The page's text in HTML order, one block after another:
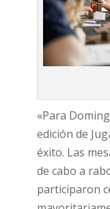
«Para
edición de
éxito. Las
de cabo a
participaron